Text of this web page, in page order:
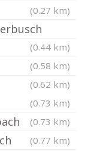
(0.27 km)
(0.44 km)
(0.58 km)
(0.62 km)
(0.73 km)
(0.73 km)
(0.77 km)